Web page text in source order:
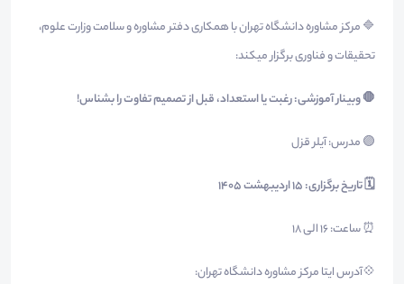
🔷 مرکز مشاوره دانشگاه تهران با همکاری دفتر مشاوره و سلامت وزارت علوم،
تحقیقات و فناوری برگزار میکند:
🛑 وبینار آموزشی: رغبت يا استعداد، قبل از تصميم تفاوت را بشناس!
🟣 مدرس: آيلر قزل
🗓 تاریخ برگزاری: 15 اردیبهشت ۱۴۰۵
⏰ ساعت: ۱۶ الی ۱۸
💠آدرس ایتا مرکز مشاوره دانشگاه تهران: